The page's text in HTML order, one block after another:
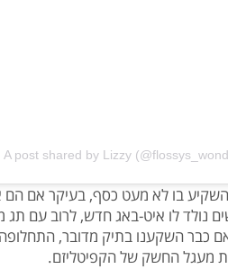
A post shared by Lizzy
בו לא מעט כסף, בעיקר אם הם
נולד לו איט-באג חדש, לרוב עם תג
כבר השקענו בתיק מדובר,
מעגל החשק של הקפיטליזם.